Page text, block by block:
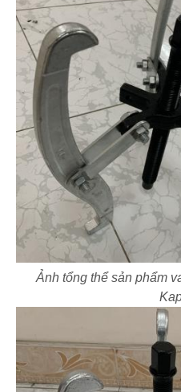
Ảnh tổng thể sản phẩm